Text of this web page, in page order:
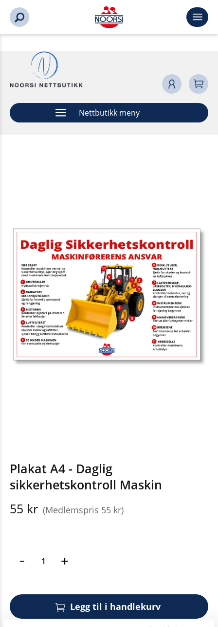
Nettbutikk meny
Plakat A4 - Daglig
sikkerhetskontroll Maskin
55 kr (Medlemspris 55 kr)
Legg til i handlekurv